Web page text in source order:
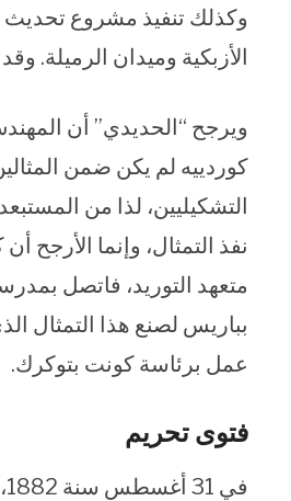
وكذلك تنفيذ مشروع
الأزبكية وميدان الرميلة.
ويرجح “الحديدي” أن
كوردييه لم يكن ضمن
التشكيليين، لذا من
نفذ التمثال، وإنما الأرجح
متعهد التوريد، فاتصل
بباريس لصنع هذا التمثال
عمل برئاسة كونت بتوكرك.
فتوى تحريم